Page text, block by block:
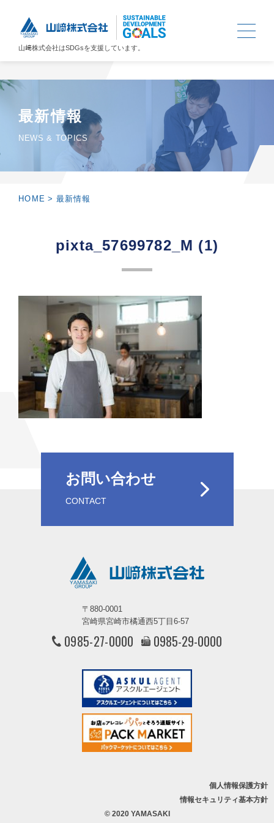
山﨑株式会社はSDGsを支援しています。
最新情報
NEWS & TOPICS
HOME > 最新情報
pixta_57699782_M (1)
お問い合わせ
CONTACT
〒880-0001
宮崎県宮崎市橘通西5丁目6-57
0985-27-0000 0985-29-0000
個人情報保護方針
情報セキュリティ基本方針
© 2020 YAMASAKI